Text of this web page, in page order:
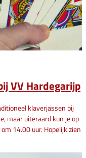
VV Hardegarijp
klaverjassen bij
maar uiteraard kun je op
14.00 uur. Hopelijk zien